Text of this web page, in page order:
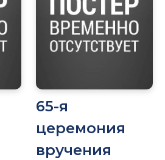
65-я
церемония
вручения